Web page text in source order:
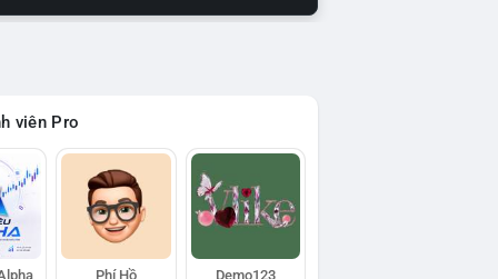
viên Pro
Phí Hồ Demo123